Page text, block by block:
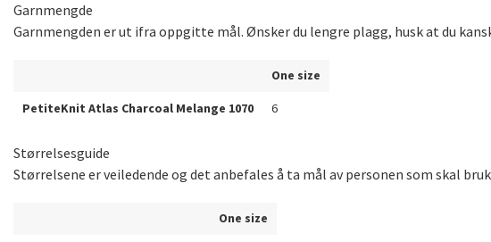
Garnmengde
Garnmengden er ut ifra oppgitte mål. Ønsker du lengre plagg, husk at du
One size
PetiteKnit Atlas Charcoal Melange 1070 6
Størrelsesguide
Størrelsene er veiledende og det anbefales å ta mål av personen som skal
One size